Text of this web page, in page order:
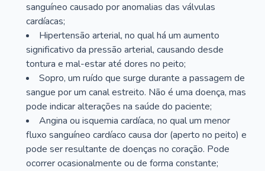
sanguíneo causado por anomalias das válvulas
cardíacas;
Hipertensão arterial, no qual há um aumento
significativo da pressão arterial, causando desde
tontura e mal-estar até dores no peito;
Sopro, um ruído que surge durante a passagem de
sangue por um canal estreito. Não é uma doença, mas
pode indicar alterações na saúde do paciente;
Angina ou isquemia cardíaca, no qual um menor
fluxo sanguíneo cardíaco causa dor (aperto no peito) e
pode ser resultante de doenças no coração. Pode
ocorrer ocasionalmente ou de forma constante;